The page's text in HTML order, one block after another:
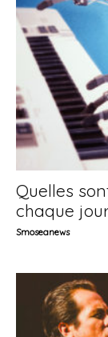
Quelles
chaque
Smoseanews